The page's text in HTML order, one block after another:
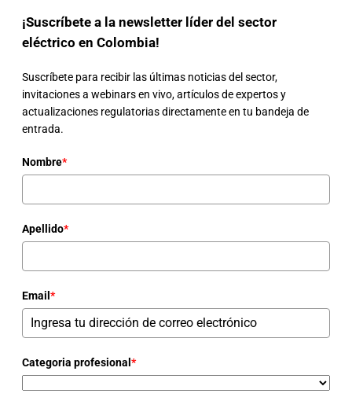
¡Suscríbete a la newsletter líder del sector
eléctrico en Colombia!
Suscríbete para recibir las últimas noticias del sector,
invitaciones a webinars en vivo, artículos de expertos y
actualizaciones regulatorias directamente en tu bandeja de
entrada.
Nombre*
Apellido*
Email *
Categoria profesional *